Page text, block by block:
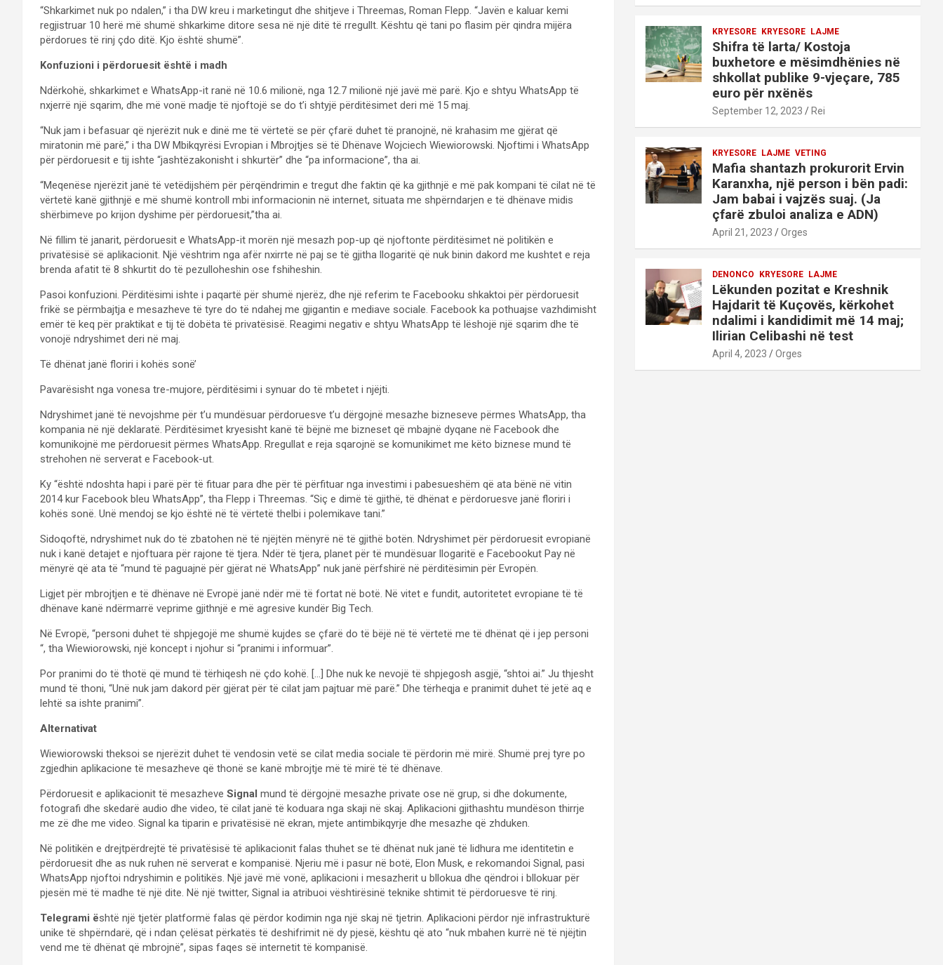
“Shkarkimet nuk po ndalen,” i tha DW kreu i marketingut dhe shitjeve i Threemas, Roman Flepp. “Javën e kaluar kemi
regjistruar 10 herë më shumë shkarkime ditore sesa në një ditë të rregullt. Kështu që tani po flasim për qindra mijëra
përdorues të rinj çdo ditë. Kjo është shumë”.
Konfuzioni i përdoruesit është i madh
Ndërkohë, shkarkimet e WhatsApp-it ranë në 10.6 milionë, nga 12.7 milionë një javë më parë. Kjo e shtyu WhatsApp të
nxjerrë një sqarim, dhe më vonë madje të njoftojë se do t’i shtyjë përditësimet deri më 15 maj.
“Nuk jam i befasuar që njerëzit nuk e dinë me të vërtetë se për çfarë duhet të pranojnë, në krahasim me gjërat që
miratonin më parë,” i tha DW Mbikqyrësi Evropian i Mbrojtjes së të Dhënave Wojciech Wiewiorowski. Njoftimi i WhatsApp
për përdoruesit e tij ishte “jashtëzakonisht i shkurtër” dhe “pa informacione”, tha ai.
“Meqenëse njerëzit janë të vetëdijshëm për përqëndrimin e tregut dhe faktin që ka gjithnjë e më pak kompani të cilat në të
vërtetë kanë gjithnjë e më shumë kontroll mbi informacionin në internet, situata me shpërndarjen e të dhënave midis
shërbimeve po krijon dyshime për përdoruesit,”tha ai.
Në fillim të janarit, përdoruesit e WhatsApp-it morën një mesazh pop-up që njoftonte përditësimet në politikën e
privatësisë së aplikacionit. Një vështrim nga afër nxirrte në paj se të gjitha llogaritë që nuk binin dakord me kushtet e reja
brenda afatit të 8 shkurtit do të pezulloheshin ose fshiheshin.
Pasoi konfuzioni. Përditësimi ishte i paqartë për shumë njerëz, dhe një referim te Facebooku shkaktoi për përdoruesit
frikë se përmbajtja e mesazheve të tyre do të ndahej me gjigantin e mediave sociale. Facebook ka pothuajse vazhdimisht
emër të keq për praktikat e tij të dobëta të privatësisë. Reagimi negativ e shtyu WhatsApp të lëshojë një sqarim dhe të
vonojë ndryshimet deri në maj.
Të dhënat janë floriri i kohës sonë’
Pavarësisht nga vonesa tre-mujore, përditësimi i synuar do të mbetet i njëjti.
Ndryshimet janë të nevojshme për t’u mundësuar përdoruesve t’u dërgojnë mesazhe bizneseve përmes WhatsApp, tha
kompania në një deklaratë. Përditësimet kryesisht kanë të bëjnë me bizneset që mbajnë dyqane në Facebook dhe
komunikojnë me përdoruesit përmes WhatsApp. Rregullat e reja sqarojnë se komunikimet me këto biznese mund të
strehohen në serverat e Facebook-ut.
Ky “është ndoshta hapi i parë për të fituar para dhe për të përfituar nga investimi i pabesueshëm që ata bënë në vitin
2014 kur Facebook bleu WhatsApp”, tha Flepp i Threemas. “Siç e dimë të gjithë, të dhënat e përdoruesve janë floriri i
kohës sonë. Unë mendoj se kjo është në të vërtetë thelbi i polemikave tani.”
Sidoqoftë, ndryshimet nuk do të zbatohen në të njëjtën mënyrë në të gjithë botën. Ndryshimet për përdoruesit evropianë
nuk i kanë detajet e njoftuara për rajone të tjera. Ndër të tjera, planet për të mundësuar llogaritë e Facebookut Pay në
mënyrë që ata të “mund të paguajnë për gjërat në WhatsApp” nuk janë përfshirë në përditësimin për Evropën.
Ligjet për mbrojtjen e të dhënave në Evropë janë ndër më të fortat në botë. Në vitet e fundit, autoritetet evropiane të të
dhënave kanë ndërmarrë veprime gjithnjë e më agresive kundër Big Tech.
Në Evropë, “personi duhet të shpjegojë me shumë kujdes se çfarë do të bëjë në të vërtetë me të dhënat që i jep personi
“, tha Wiewiorowski, një koncept i njohur si “pranimi i informuar”.
Por pranimi do të thotë që mund të tërhiqesh në çdo kohë. […] Dhe nuk ke nevojë të shpjegosh asgjë, “shtoi ai.” Ju thjesht
mund të thoni, “Unë nuk jam dakord për gjërat për të cilat jam pajtuar më parë.” Dhe tërheqja e pranimit duhet të jetë aq e
lehtë sa ishte pranimi”.
Alternativat
Wiewiorowski theksoi se njerëzit duhet të vendosin vetë se cilat media sociale të përdorin më mirë. Shumë prej tyre po
zgjedhin aplikacione të mesazheve që thonë se kanë mbrojtje më të mirë të të dhënave.
Përdoruesit e aplikacionit të mesazheve Signal mund të dërgojnë mesazhe private ose në grup, si dhe dokumente,
fotografi dhe skedarë audio dhe video, të cilat janë të koduara nga skaji në skaj. Aplikacioni gjithashtu mundëson thirrje
me zë dhe me video. Signal ka tiparin e privatësisë në ekran, mjete antimbikqyrje dhe mesazhe që zhduken.
Në politikën e drejtpërdrejtë të privatësisë të aplikacionit falas thuhet se të dhënat nuk janë të lidhura me identitetin e
përdoruesit dhe as nuk ruhen në serverat e kompanisë. Njeriu më i pasur në botë, Elon Musk, e rekomandoi Signal, pasi
WhatsApp njoftoi ndryshimin e politikës. Një javë më vonë, aplikacioni i mesazherit u bllokua dhe qëndroi i bllokuar për
pjesën më të madhe të një dite. Në një twitter, Signal ia atribuoi vështirësinë teknike shtimit të përdoruesve të rinj.
Telegrami është një tjetër platformë falas që përdor kodimin nga një skaj në tjetrin. Aplikacioni përdor një infrastrukturë
unike të shpërndarë, që i ndan çelësat përkatës të deshifrimit në dy pjesë, kështu që ato “nuk mbahen kurrë në të njëjtin
vend me të dhënat që mbrojnë”, sipas faqes së internetit të kompanisë.
KRYESORE KRYESORE LAJME
Shifra të larta/ Kostoja
buxhetore e mësimdhënies në
shkollat publike 9-vjeçare, 785
euro për nxënës
September 12, 2023 Rei
KRYESORE LAJME VETING
Mafia shantazh prokurorit Ervin
Karanxha, një person i bën padi:
Jam babai i vajzës suaj. (Ja
çfarë zbuloi analiza e ADN)
April 21, 2023 Orges
DENONCO KRYESORE LAJME
Lëkunden pozitat e Kreshnik
Hajdarit të Kuçovës, kërkohet
ndalimi i kandidimit më 14 maj;
Ilirian Celibashi në test
April 4, 2023 Orges